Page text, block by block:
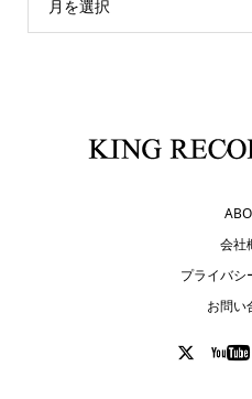
月を選択
会社
プライバシ
お問い